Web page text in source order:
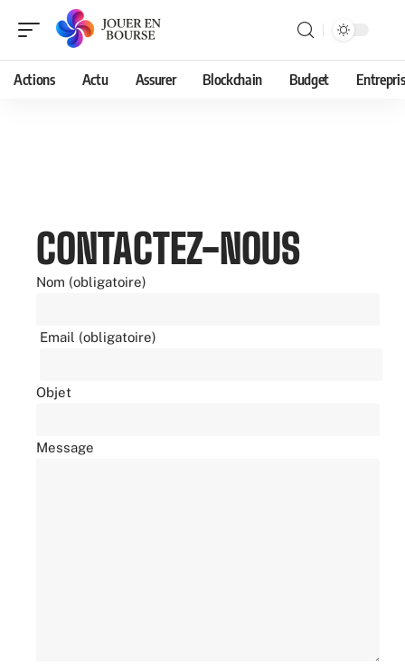
Actions Actu Assurer Blockchain Budget
CONTACTEZ-NOUS
Nom (obligatoire)
Email (obligatoire)
Objet
Message